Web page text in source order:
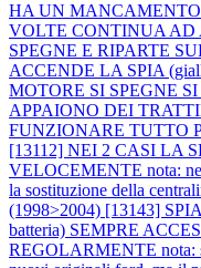
HA UN MANCAMENTO
VOLTE CONTINUA AD
SPEGNE E RIPARTE
ACCENDE LA SPIA
MOTORE SI SPEGNE
APPAIONO DEI
FUNZIONARE TUTTO
[13112] NEI 2 CASI LA
VELOCEMENTE nota:
la sostituzione della
(1998>2004) [13143]
batteria) SEMPRE
REGOLARMENTE nota: